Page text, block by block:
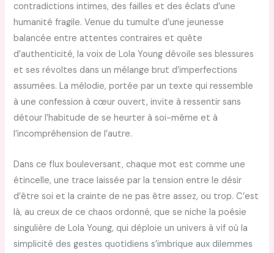
contradictions intimes, des failles et des éclats d’une
humanité fragile. Venue du tumulte d’une jeunesse
balancée entre attentes contraires et quête
d’authenticité, la voix de Lola Young dévoile ses blessures
et ses révoltes dans un mélange brut d’imperfections
assumées. La mélodie, portée par un texte qui ressemble
à une confession à cœur ouvert, invite à ressentir sans
détour l’habitude de se heurter à soi-même et à
l’incompréhension de l’autre.
Dans ce flux bouleversant, chaque mot est comme une
étincelle, une trace laissée par la tension entre le désir
d’être soi et la crainte de ne pas être assez, ou trop. C’est
là, au creux de ce chaos ordonné, que se niche la poésie
singulière de Lola Young, qui déploie un univers à vif où la
simplicité des gestes quotidiens s’imbrique aux dilemmes